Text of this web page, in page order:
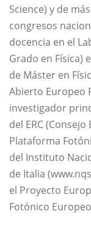
Science) y de
congresos
docencia en el
Grado en Física)
de Máster en
Abierto Europeo
investigador
del ERC
Plataforma
del Instituto
de Italia
el Proyecto
Fotónico